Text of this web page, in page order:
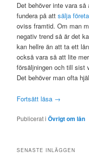
Det behöver inte vara
fundera på attsälja
oviss framtid. Om man
negativ trend så är det
kan hellre än att ta ett
också vara så att lite
försäljningen och till sist
Det behöver man ofta
Fortsätt läsa →
Publicerat i Övrigt om lån
SENASTE INLÄGGEN